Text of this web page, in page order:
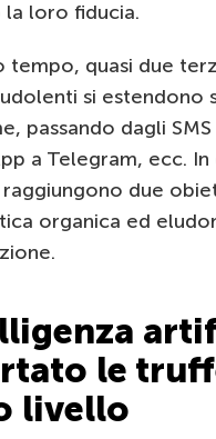
loro fiducia.
tempo, quasi due
si estendono
passando dagli SMS
a Telegram, ecc.
due
organica ed
le
livello